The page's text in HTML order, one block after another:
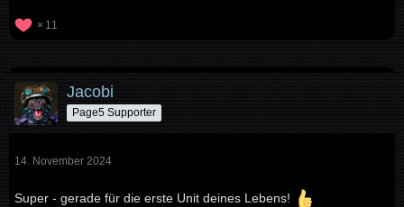
11
Jacobi
Page5 Supporter
14. November 2024
Super - gerade für die erste Unit deines Lebens!